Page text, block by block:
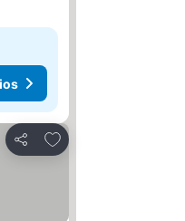
Compartir
Agregar a favoritos